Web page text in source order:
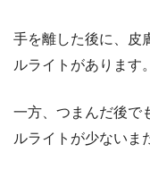
手を離した後に、皮
ルライトがあります。
一方、つまんだ後で
ルライトが少ないま